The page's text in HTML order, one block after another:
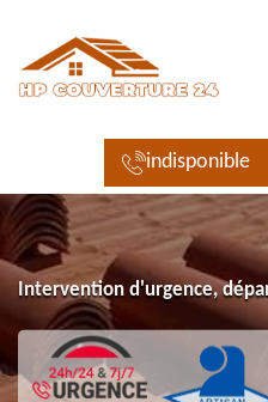
indisponible
Intervention d'urgence,